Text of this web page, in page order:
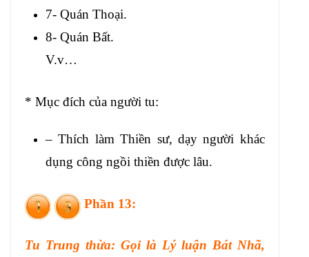
7- Quán Thoại.
8- Quán Bất.
V.v…
* Mục đích của người tu:
– Thích làm Thiền sư, dạy người khác
dụng công ngồi thiền được lâu.
Phần 13:
Tu Trung thừa: Gọi là Lý luận Bát Nhã,